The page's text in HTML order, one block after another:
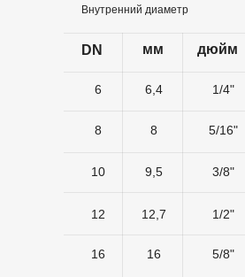
дюйм
DN мм
8
6,4
9,5
12,7
16
1/4"
5/16"
3/8"
1/2"
5/8"
6
8
10
12
16
Внутренний диаметр